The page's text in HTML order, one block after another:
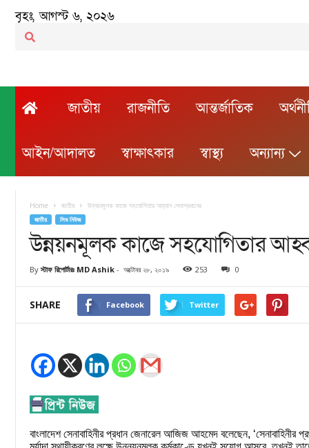
বৃহঃ, আগস্ট ৬, ২০২৬
জাতীয় রাজনীতি আন্তর্জাতিক
আইন/আদালত স্বাক্ষাৎকার স্বাস্থ্য অন্যান্য
Home জাতীয় উন্নয়নমূলক কাজে সহযোগিতার আহ্বান সেনাপ্রধানের
জাতীয় লিড নিউজ
উন্নয়নমূলক কাজে সহযোগিতার
By স্টাফ রিপোর্টারঃ MD Ashik - অক্টোবর ২৮, ২০১৯ 253 0
SHARE Facebook Twitter
বাংলাদেশ সেনাবাহিনীর প্রধান জেনারেল আজিজ আহমেদ বলেছেন, ‘সেনাবাহিনীর